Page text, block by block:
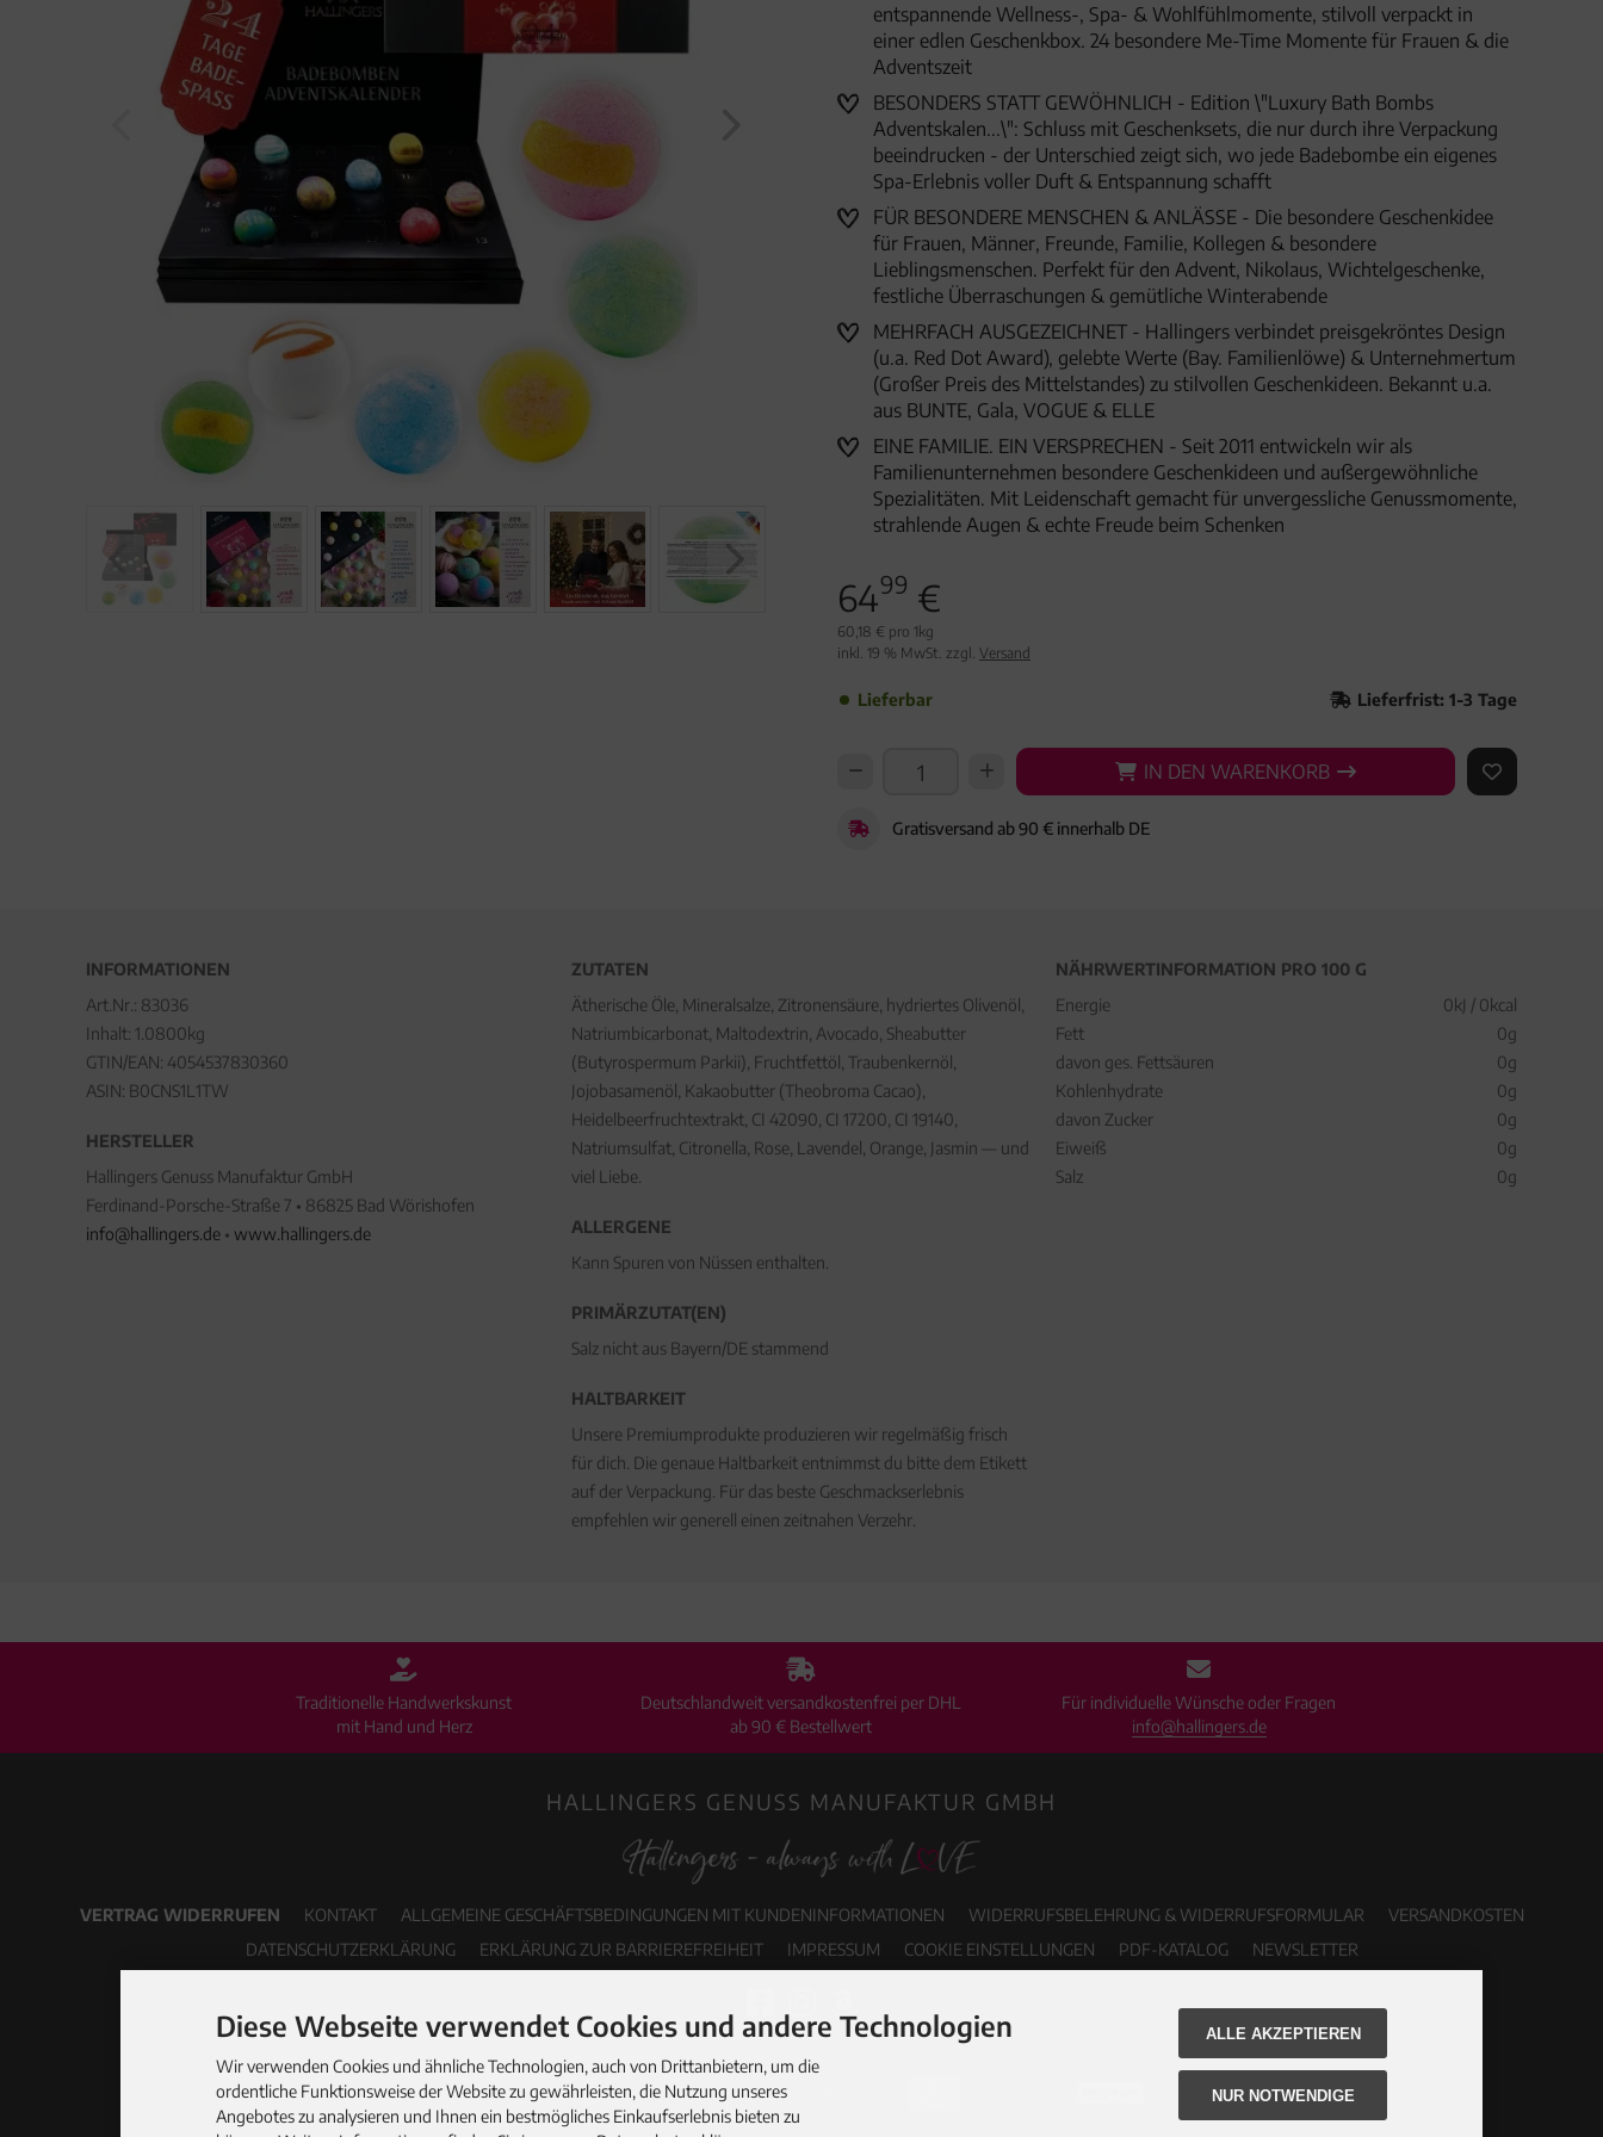
entspannende Wellness-, Spa- & Wohlfühlmomente, stilvoll verpackt in
einer edlen Geschenkbox. 24 besondere Me-Time Momente für Frauen & die
Adventszeit
BESONDERS STATT GEWÖHNLICH - Edition \"Luxury Bath Bombs
Adventskalen...\": Schluss mit Geschenksets, die nur durch ihre Verpackung
beeindrucken - der Unterschied zeigt sich, wo jede Badebombe ein eigenes
Spa-Erlebnis voller Duft & Entspannung schafft
FÜR BESONDERE MENSCHEN & ANLÄSSE - Die besondere Geschenkidee
für Frauen, Männer, Freunde, Familie, Kollegen & besondere
Lieblingsmenschen. Perfekt für den Advent, Nikolaus, Wichtelgeschenke,
festliche Überraschungen & gemütliche Winterabende
MEHRFACH AUSGEZEICHNET - Hallingers verbindet preisgekröntes Design
(u.a. Red Dot Award), gelebte Werte (Bay. Familienlöwe) & Unternehmertum
(Großer Preis des Mittelstandes) zu stilvollen Geschenkideen. Bekannt u.a.
aus BUNTE, Gala, VOGUE & ELLE
EINE FAMILIE. EIN VERSPRECHEN - Seit 2011 entwickeln wir als
Familienunternehmen besondere Geschenkideen und außergewöhnliche
Spezialitäten. Mit Leidenschaft gemacht für unvergessliche Genussmomente,
strahlende Augen & echte Freude beim Schenken
6499 €
60,18 € pro 1kg
inkl. 19 % MwSt. zzgl. Versand
Lieferbar Lieferfrist: 1-3 Tage
IN DEN WARENKORB
IN DEN WARENKORB AUF DEN
Gratisversand ab 90 € innerhalb DE
INFORMATIONEN
Art.Nr.: 83036
Inhalt: 1.0800kg
GTIN/EAN: 4054537830360
ASIN: B0CNS1L1TW
HERSTELLER
Hallingers Genuss Manufaktur GmbH
Ferdinand-Porsche-Straße 7 • 86825 Bad Wörishofen
info@hallingers.de • www.hallingers.de
ZUTATEN
Ätherische Öle, Mineralsalze, Zitronensäure, hydriertes Olivenöl,
Natriumbicarbonat, Maltodextrin, Avocado, Sheabutter
(Butyrospermum Parkii), Fruchtfettöl, Traubenkernöl,
Jojobasamenöl, Kakaobutter (Theobroma Cacao),
Heidelbeerfruchtextrakt, CI 42090, CI 17200, CI 19140,
Natriumsulfat, Citronella, Rose, Lavendel, Orange, Jasmin — und
viel Liebe.
ALLERGENE
Kann Spuren von Nüssen enthalten.
PRIMÄRZUTAT(EN)
Salz nicht aus Bayern/DE stammend
HALTBARKEIT
Unsere Premiumprodukte produzieren wir regelmäßig frisch
für dich. Die genaue Haltbarkeit entnimmst du bitte dem Etikett
auf der Verpackung. Für das beste Geschmackserlebnis
empfehlen wir generell einen zeitnahen Verzehr.
NÄHRWERTINFORMATION PRO 100 G
Energie
0kJ / 0kcal
Fett
0g
davon ges. Fettsäuren
0g
Kohlenhydrate
0g
davon Zucker
0g
Eiweiß
0g
Salz
0g
Traditionelle Handwerkskunst
mit Hand und Herz
Deutschlandweit versandkostenfrei per DHL
ab 90 € Bestellwert
Für individuelle Wünsche oder Fragen
info@hallingers.de
HALLINGERS GENUSS MANUFAKTUR GMBH
VERTRAG WIDERRUFEN KONTAKT ALLGEMEINE GESCHÄFTSBEDINGUNGEN MIT KUNDENINFORMATIONEN WIDERRUFSBELEHRUNG & WIDERRUFSFORMULAR
VERSANDKOSTEN
DATENSCHUTZERKLÄRUNG
ERKLÄRUNG ZUR BARRIEREFREIHEIT IMPRESSUM COOKIE EINSTELLUNGEN PDF-KATALOG NEWSLETTER
Diese Webseite verwendet Cookies und andere Technologien
Wir verwenden Cookies und ähnliche Technologien, auch von Drittanbietern, um die
ordentliche Funktionsweise der Website zu gewährleisten, die Nutzung unseres
Angebotes zu analysieren und Ihnen ein bestmögliches Einkaufserlebnis bieten zu
ALLE AKZEPTIEREN
NUR NOTWENDIGE